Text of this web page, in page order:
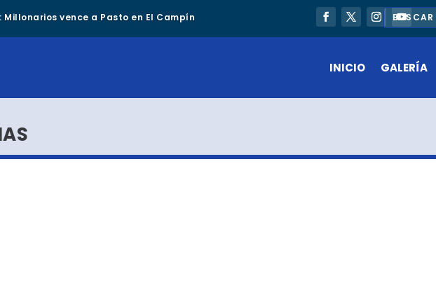
vence a Pasto en El Campín
INICIO GALERÍA